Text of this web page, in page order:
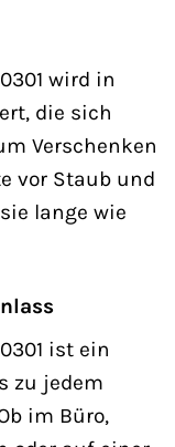
wird in
die sich
Verschenken
vor Staub und
lange wie
ist ein
zu jedem
im Büro,